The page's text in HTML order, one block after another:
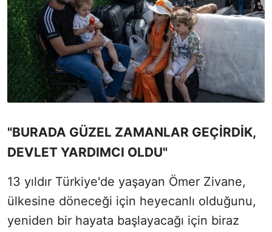
"BURADA GÜZEL ZAMANLAR GEÇİRDİK,
DEVLET YARDIMCI OLDU"
13 yıldır Türkiye'de yaşayan Ömer Zivane,
ülkesine döneceği için heyecanlı olduğunu,
yeniden bir hayata başlayacağı için biraz